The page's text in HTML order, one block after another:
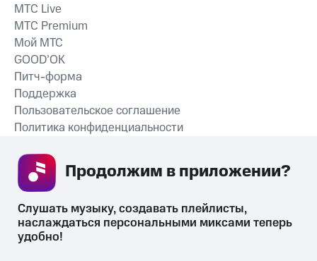
СКАЧАТЬ ПРИЛОЖЕНИЕ
MTС Live
MTС Premium
Мой МТС
GOOD’OK
Питч-форма
Поддержка
Пользовательское соглашение
Политика конфиденциальности
Слушать музыку, создавать плейлисты,
наслаждаться персональными миксами теперь
удобно!